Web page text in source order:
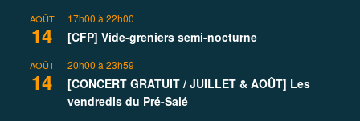
AOÛT
14
17h00 à 22h00
[CFP] Vide-greniers semi-nocturne
AOÛT
14
20h00 à 23h59
[CONCERT GRATUIT / JUILLET & AOÛT] Les
vendredis du Pré-Salé